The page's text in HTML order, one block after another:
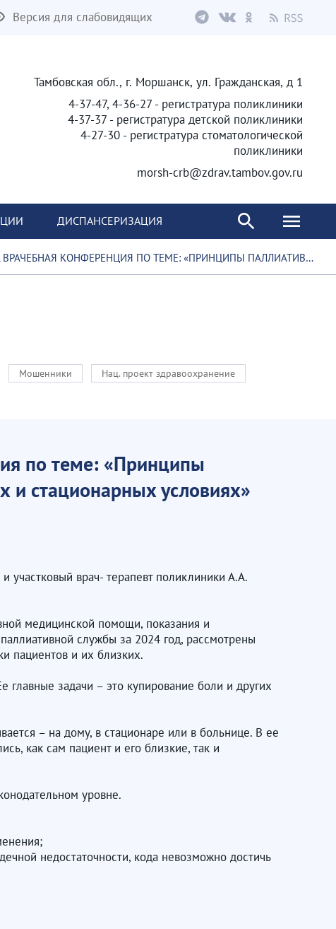
Версия для слабовидящих
Тамбовская обл., г. Моршанск, ул. Гражданская, д 1
4-37-47, 4-36-27 - регистратура поликлиники
4-37-37 - регистратура детской поликлиники
4-27-30 - регистратура стоматологической
поликлиники
morsh-crb@zdrav.tambov.gov.ru
ДИСПАНСЕРИЗАЦИЯ
ПАЛЛИАТИВНОЙ ПОМОЩИ ПАЦИЕНТАМ В АМБУЛАТОРНО-ПОЛИКЛИНИЧЕСКИХ И СТАЦИОНАРНЫХ УСЛОВИЯХ»
Мошенники
Нац. проект здравоохранение
по теме: «Принципы
и стационарных условиях»
врач- терапевт поликлиники А.А.
медицинской помощи, показания и
службы за 2024 год, рассмотрены
пациентов и их близких.
задачи – это купирование боли и других
– на дому, в стационаре или в больнице. В ее
как сам пациент и его близкие, так и
уровне.
недостаточности, кода невозможно достичь